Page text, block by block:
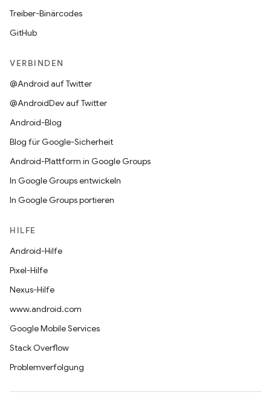
Treiber-Binärcodes
GitHub
VERBINDEN
@Android auf Twitter
@AndroidDev auf Twitter
Android-Blog
Blog für Google-Sicherheit
Android-Plattform in Google Groups
In Google Groups entwickeln
In Google Groups portieren
HILFE
Android-Hilfe
Pixel-Hilfe
Nexus-Hilfe
www.android.com
Google Mobile Services
Stack Overflow
Problemverfolgung